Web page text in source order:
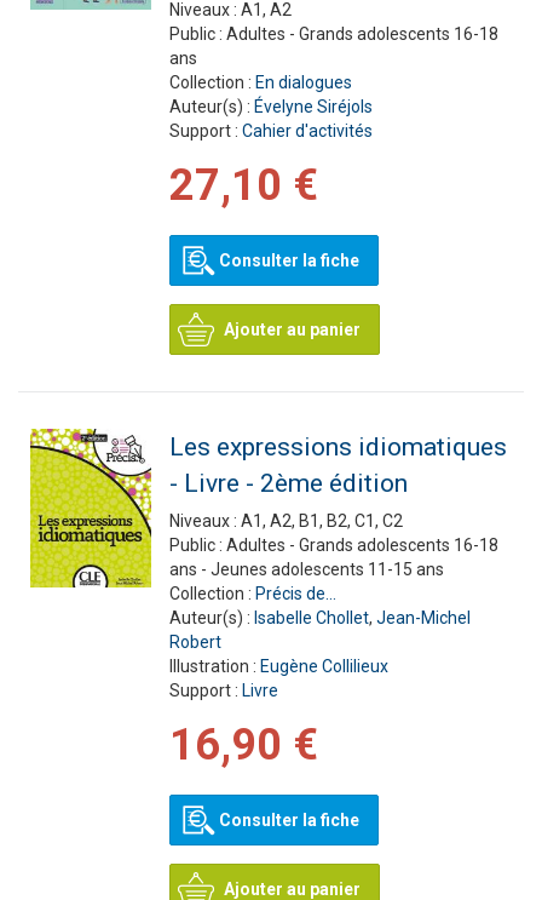
Niveaux : A1, A2
Public : Adultes - Grands adolescents 16-18
ans
Collection : En dialogues
Auteur(s) : Évelyne Siréjols
Support : Cahier d'activités
27,10 €
Consulter la fiche
Ajouter au panier
Les expressions idiomatiques
- Livre - 2ème édition
Niveaux : A1, A2, B1, B2, C1, C2
Public : Adultes - Grands adolescents 16-18
ans - Jeunes adolescents 11-15 ans
Collection : Précis de...
Auteur(s) : Isabelle Chollet, Jean-Michel
Robert
Illustration : Eugène Collilieux
Support : Livre
16,90 €
Consulter la fiche
Ajouter au panier